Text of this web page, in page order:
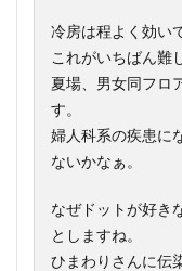
冷房は程よく効い
これがいちばん難
夏場、男女同フロ
す。
婦人科系の疾患に
ないかなぁ。
なぜドットが好き
としますね。
ひまわりさんに伝